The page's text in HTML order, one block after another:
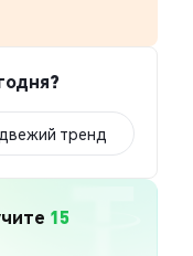
тренд
15